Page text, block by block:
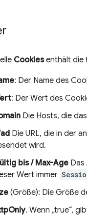
Cookiesenthält die
: Der Name des
: Der Wert des
Die Hosts, die
Die URL, die in der
wird.
bis / Max-Age Das
Wert immer
(Größe): Die Größe
. Wenn „true“,